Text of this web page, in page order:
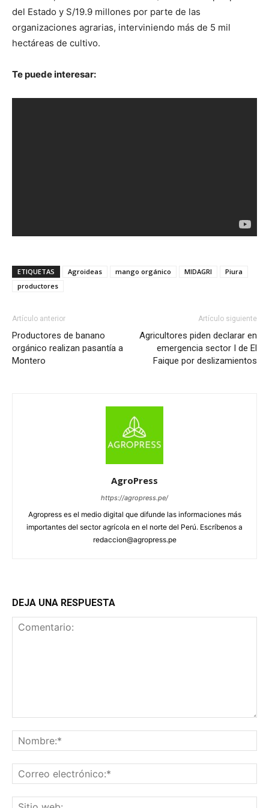
del Estado y S/19.9 millones por parte de las
organizaciones agrarias, interviniendo más de 5 mil
hectáreas de cultivo.
Te puede interesar:
ETIQUETAS Agroideas mango orgánico MIDAGRI
Piura
productores
Artículo anterior
Productores de banano
orgánico realizan pasantía a
Montero
Artículo siguiente
Agricultores piden declarar en
emergencia sector I de El
Faique por deslizamientos
AgroPress
https://agropress.pe/
Agropress es el medio digital que difunde las informaciones más
importantes del sector agrícola en el norte del Perú. Escríbenos a
redaccion@agropress.pe
DEJA UNA RESPUESTA